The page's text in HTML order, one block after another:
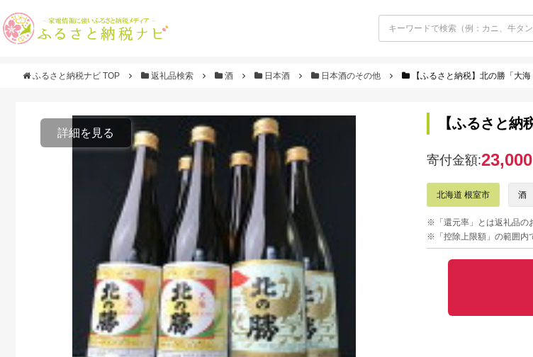
ふるさと納税ナビ TOP 返礼品検索 酒 日本酒 日本酒のその他 【ふるさと納税】北の勝「大
詳細を見る
【ふるさと
寄付金額:23,000
北海道 根室市 酒
※「還元率」とは返礼品の
※「控除上限額」の範囲内